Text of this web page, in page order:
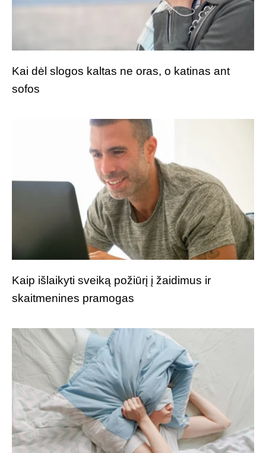
Kai dėl slogos kaltas ne oras, o katinas ant
sofos
Kaip išlaikyti sveiką požiūrį į žaidimus ir
skaitmenines pramogas